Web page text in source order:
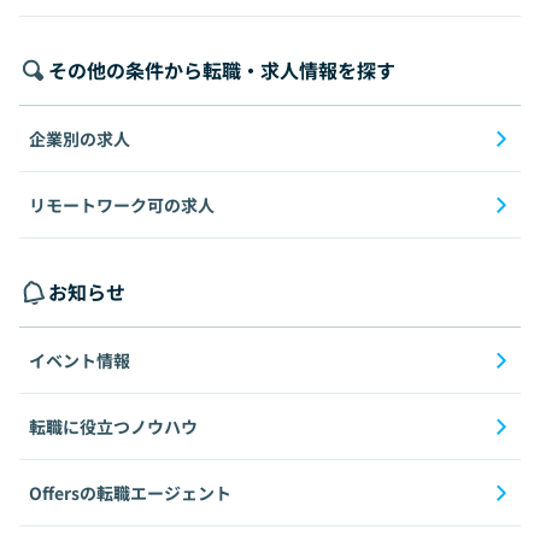
その他の条件から転職・求人情報を探す
企業別の求人
リモートワーク可の求人
お知らせ
イベント情報
転職に役立つノウハウ
Offersの転職エージェント